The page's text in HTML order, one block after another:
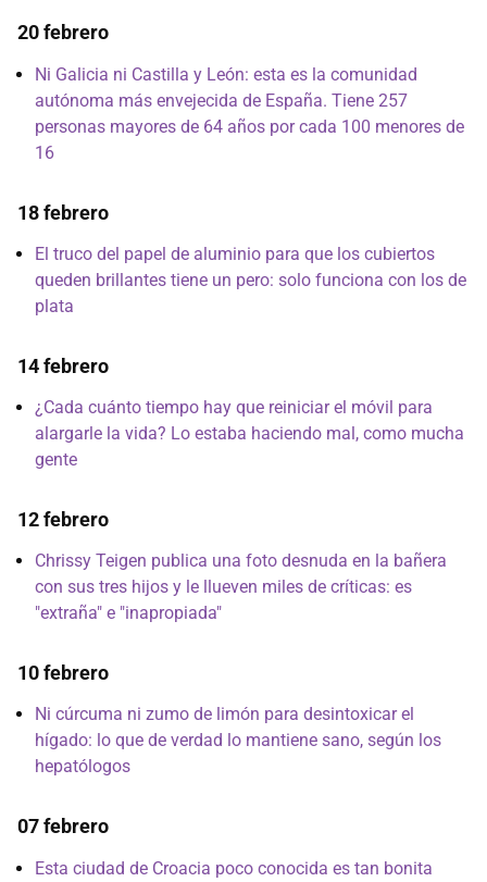
20 febrero
Ni Galicia ni Castilla y León: esta es la comunidad
autónoma más envejecida de España. Tiene 257
personas mayores de 64 años por cada 100 menores de
16
18 febrero
El truco del papel de aluminio para que los cubiertos
queden brillantes tiene un pero: solo funciona con los de
plata
14 febrero
¿Cada cuánto tiempo hay que reiniciar el móvil para
alargarle la vida? Lo estaba haciendo mal, como mucha
gente
12 febrero
Chrissy Teigen publica una foto desnuda en la bañera
con sus tres hijos y le llueven miles de críticas: es
"extraña" e "inapropiada"
10 febrero
Ni cúrcuma ni zumo de limón para desintoxicar el
hígado: lo que de verdad lo mantiene sano, según los
hepatólogos
07 febrero
Esta ciudad de Croacia poco conocida es tan bonita